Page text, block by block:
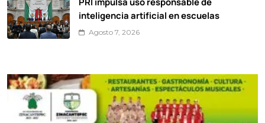
inteligencia artificial en escuelas
Agosto 7, 2026